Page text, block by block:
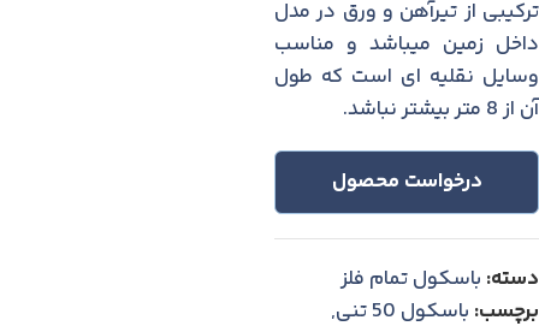
ترکیبی از تیرآهن و ورق در مدل
داخل زمین میباشد و مناسب
وسایل نقلیه ای است که طول
آن از 8 متر بیشتر نباشد.
درخواست محصول
دسته: باسکول تمام فلز
برچسب: باسکول 50 تنی
,